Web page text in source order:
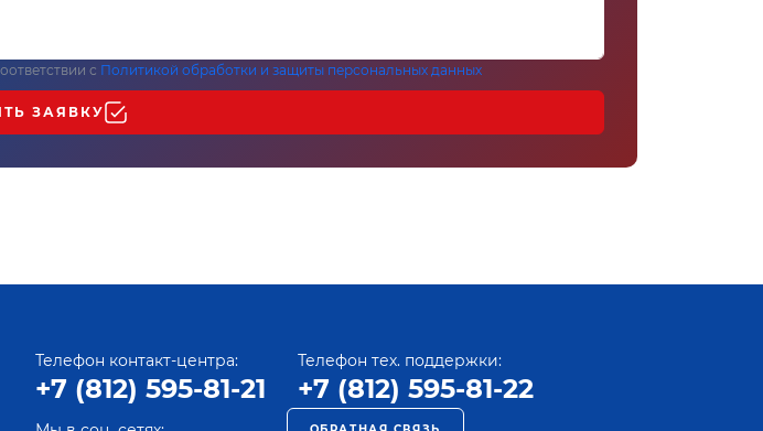
с Политикой обработки и защиты персональных данных
ЗАЯВКУ
Телефон контакт-центра:
+7 (812) 595-81-21
Телефон тех. поддержки:
+7 (812) 595-81-22